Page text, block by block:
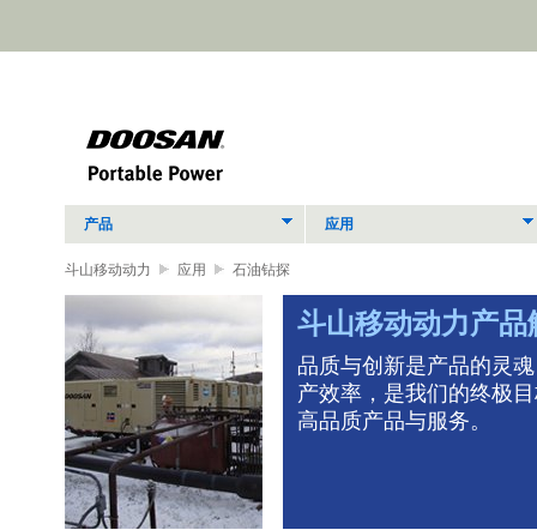
产品 应用
斗山移动动力 应用 石油钻探
斗山移动动力产品
品质与创新是产品的灵
产效率，是我们的终极
高品质产品与服务。